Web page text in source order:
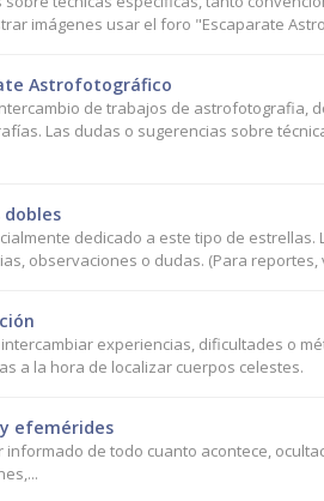
imágenes usar el foro "Escaparate
Astrofotográfico
de trabajos de astrofotografia,
Las dudas o sugerencias sobre
dobles
dedicado a este tipo de estrellas.
observaciones o dudas. (Para
experiencias, dificultades o
a la hora de localizar cuerpos celestes.
efemérides
informado de todo cuanto acontece,